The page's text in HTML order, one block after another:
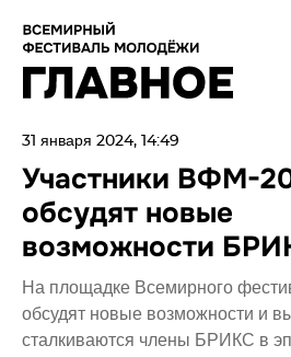
31 января 2024, 14:49
Участники ВФМ-
обсудят новые
возможности
На площадке Всемирного
обсудят новые возможности и
сталкиваются члены БРИКС в